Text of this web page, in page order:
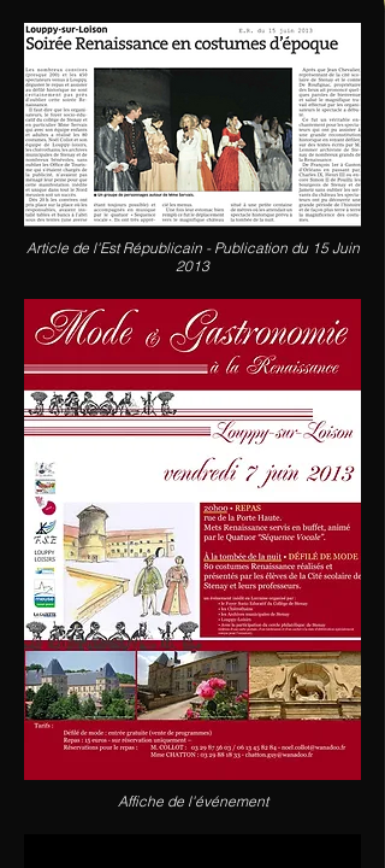
Article de l'Est Républicain - Publication du 15 Juin
2013
Affiche de l'événement